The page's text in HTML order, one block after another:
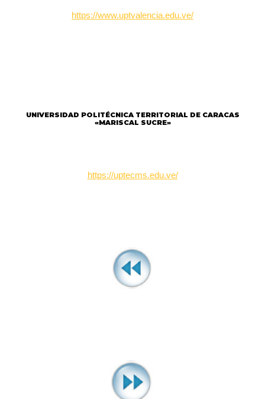
https://www.uptvalencia.edu.ve/
UNIVERSIDAD POLITÉCNICA TERRITORIAL DE CARACAS
«MARISCAL SUCRE»
https://uptecms.edu.ve/